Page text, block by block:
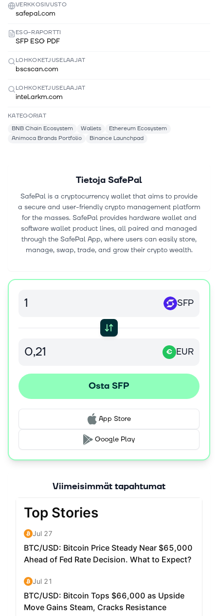
VERKKOSIVUSTO
safepal.com
ESG-RAPORTTI
SFP ESG PDF
LOHKOKETJUSELAAJAT
bscscan.com
LOHKOKETJUSELAAJAT
intel.arkm.com
KATEGORIAT
BNB Chain Ecosystem
Wallets
Ethereum Ecosystem
Animoca Brands Portfolio
Binance Launchpad
Tietoja SafePal
SafePal is a cryptocurrency wallet that aims to provide
a secure and user-friendly crypto management platform
for the masses. SafePal provides hardware wallet and
software wallet product lines, all paired and managed
through the SafePal App, where users can easily store,
manage, swap, trade, and grow their crypto wealth.
SFP
€ EUR
Osta SFP
App Store
Google Play
Viimeisimmät tapahtumat